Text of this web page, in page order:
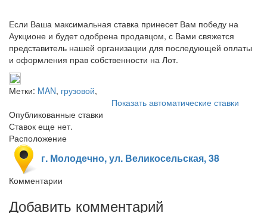
Если Ваша максимальная ставка принесет Вам победу на
Аукционе и будет одобрена продавцом, с Вами свяжется
представитель нашей организации для последующей оплаты
и оформления прав собственности на Лот.
Метки: MAN, грузовой,
Показать автоматические ставки
Опубликованные ставки
Ставок еще нет.
Расположение
г. Молодечно, ул. Великосельская, 38
Комментарии
Добавить комментарий